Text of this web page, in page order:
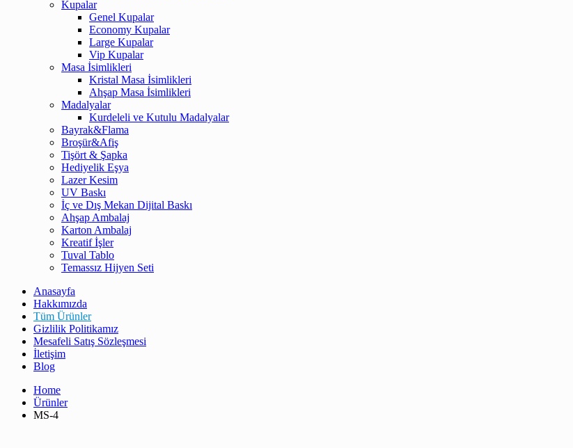
Kupalar
Genel Kupalar
Economy Kupalar
Large Kupalar
Vip Kupalar
Masa İsimlikleri
Kristal Masa İsimlikleri
Ahşap Masa İsimlikleri
Madalyalar
Kurdeleli ve Kutulu Madalyalar
Bayrak&Flama
Broşür&Afiş
Tişört & Şapka
Hediyelik Eşya
Lazer Kesim
UV Baskı
İç ve Dış Mekan Dijital Baskı
Ahşap Ambalaj
Karton Ambalaj
Kreatif İşler
Tuval Tablo
Temassız Hijyen Seti
Anasayfa
Hakkımızda
Tüm Ürünler
Gizlilik Politikamız
Mesafeli Satış Sözleşmesi
İletişim
Blog
Home
Ürünler
MS-4